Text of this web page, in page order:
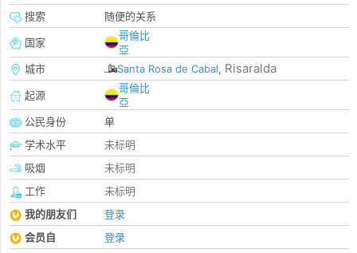
搜索
随便的关系
国家
哥倫比
亞
城市
Santa Rosa de Cabal, Risaralda
起源
哥倫比
亞
公民身份
单
学术水平
未标明
吸烟
未标明
工作
未标明
我的朋友们
登录
会员自
登录